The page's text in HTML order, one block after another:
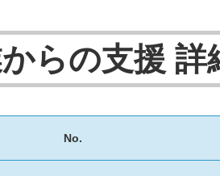
らの支援 詳
No.